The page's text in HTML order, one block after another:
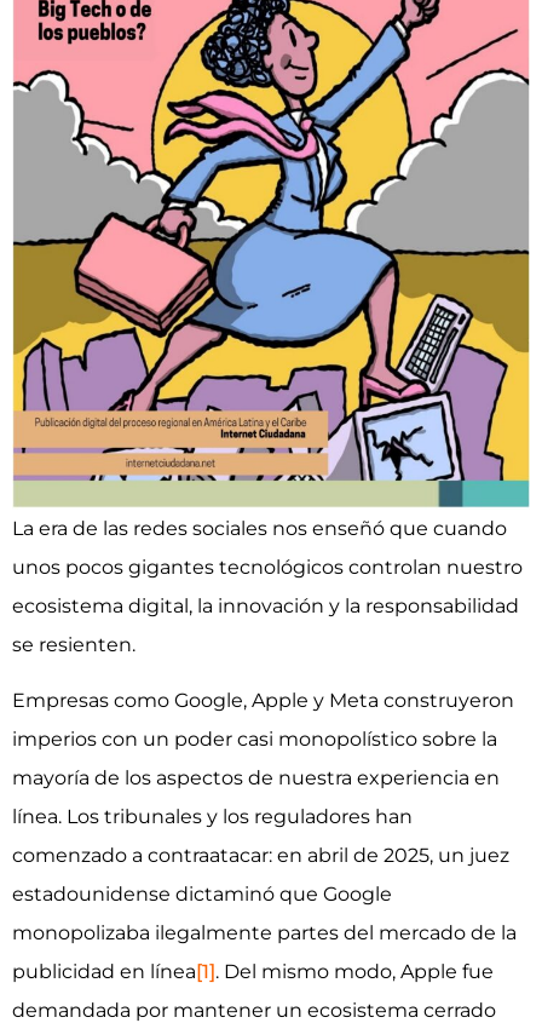
La era de las redes sociales nos enseñó que cuando
unos pocos gigantes tecnológicos controlan nuestro
ecosistema digital, la innovación y la responsabilidad
se resienten.
Empresas como Google, Apple y Meta construyeron
imperios con un poder casi monopolístico sobre la
mayoría de los aspectos de nuestra experiencia en
línea. Los tribunales y los reguladores han
comenzado a contraatacar: en abril de 2025, un juez
estadounidense dictaminó que Google
monopolizaba ilegalmente partes del mercado de la
publicidad en línea[1] . Del mismo modo, Apple fue
demandada por mantener un ecosistema cerrado